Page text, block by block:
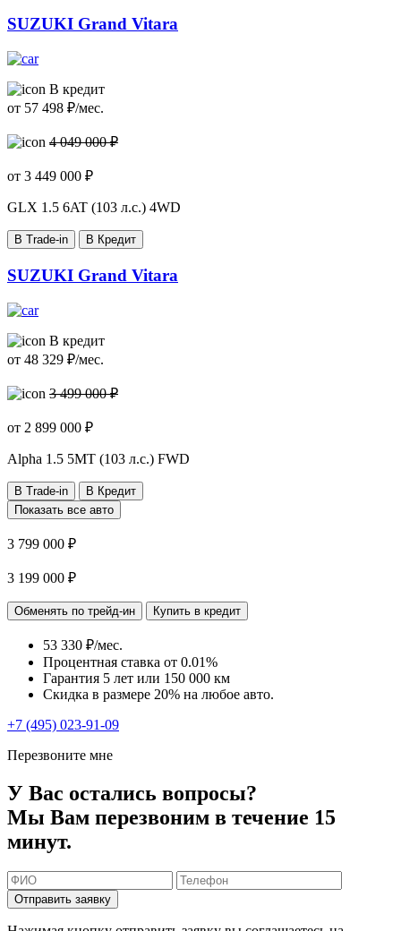
SUZUKI Grand Vitara
В кредит
от 57 498 ₽/мес.
4 049 000 ₽
от 3 449 000 ₽
GLX 1.5 6AT (103 л.с.) 4WD
В Trade-in В Кредит
SUZUKI Grand Vitara
В кредит
от 48 329 ₽/мес.
3 499 000 ₽
от 2 899 000 ₽
Alpha 1.5 5MT (103 л.с.) FWD
В Trade-in
В Кредит
Показать все авто
3 799 000 ₽
3 199 000 ₽
Обменять по трейд-ин Купить в кредит
53 330 ₽/мес.
Процентная ставка от 0.01%
Гарантия 5 лет или 150 000 км
Скидка в размере 20% на любое авто.
+7 (495) 023-91-09
Перезвоните мне
У Вас остались вопросы?
Мы Вам перезвоним в течение 15
минут.
Отправить заявку